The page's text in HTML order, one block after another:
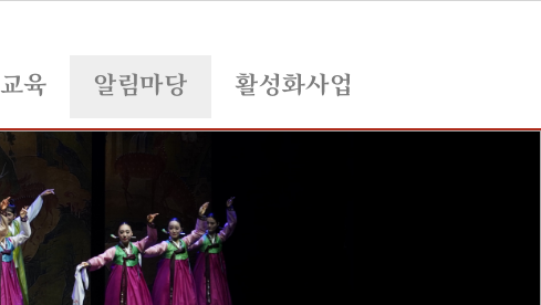
교육 알림마당 활성화사업